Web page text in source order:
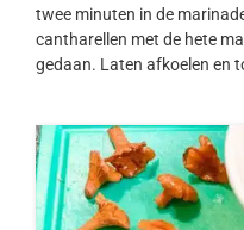
twee minuten in de
cantharellen met de hete
gedaan. Laten afkoelen en